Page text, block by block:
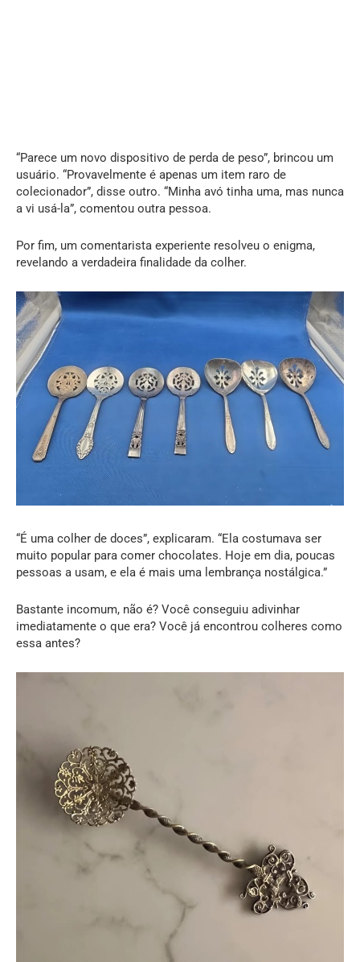
“Parece um novo dispositivo de perda de peso”, brincou um
usuário. “Provavelmente é apenas um item raro de
colecionador”, disse outro. “Minha avó tinha uma, mas nunca
a vi usá-la”, comentou outra pessoa.
Por fim, um comentarista experiente resolveu o enigma,
revelando a verdadeira finalidade da colher.
“É uma colher de doces”, explicaram. “Ela costumava ser
muito popular para comer chocolates. Hoje em dia, poucas
pessoas a usam, e ela é mais uma lembrança nostálgica.”
Bastante incomum, não é? Você conseguiu adivinhar
imediatamente o que era? Você já encontrou colheres como
essa antes?